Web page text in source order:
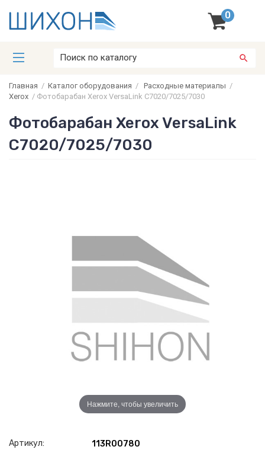
0
Главная / Каталог оборудования / Расходные материалы /
Xerox / Фотобарабан Xerox VersaLink C7020/7025/7030
Фотобарабан Xerox VersaLink
C7020/7025/7030
Нажмите, чтобы увеличить
Артикул: 113R00780